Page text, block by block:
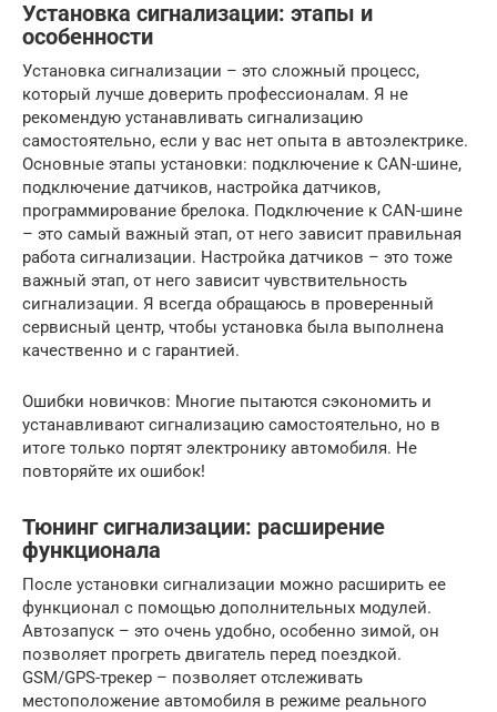
Установка сигнализации: этапы и
особенности
Установка сигнализации – это сложный процесс,
который лучше доверить профессионалам. Я не
рекомендую устанавливать сигнализацию
самостоятельно, если у вас нет опыта в автоэлектрике.
Основные этапы установки: подключение к CAN-шине,
подключение датчиков, настройка датчиков,
программирование брелока. Подключение к CAN-шине
– это самый важный этап, от него зависит правильная
работа сигнализации. Настройка датчиков – это тоже
важный этап, от него зависит чувствительность
сигнализации. Я всегда обращаюсь в проверенный
сервисный центр, чтобы установка была выполнена
качественно и с гарантией.
Ошибки новичков: Многие пытаются сэкономить и
устанавливают сигнализацию самостоятельно, но в
итоге только портят электронику автомобиля. Не
повторяйте их ошибок!
Тюнинг сигнализации: расширение
функционала
После установки сигнализации можно расширить ее
функционал с помощью дополнительных модулей.
Автозапуск – это очень удобно, особенно зимой, он
позволяет прогреть двигатель перед поездкой.
GSM/GPS-трекер – позволяет отслеживать
местоположение автомобиля в режиме реального